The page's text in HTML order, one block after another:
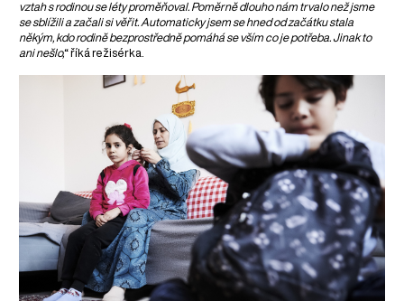
vztah s rodinou se léty proměňoval. Poměrně dlouho nám trvalo než jsme
se sblížili a začali si věřit. Automaticky jsem se hned od začátku stala
někým, kdo rodině bezprostředně pomáhá se vším co je potřeba. Jinak to
ani nešlo,“ říká režisérka.